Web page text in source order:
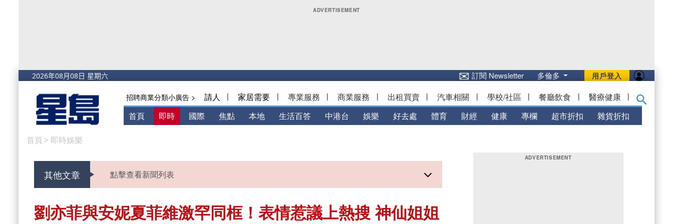
用戶登入
✉訂閱 Newsletter 多倫多
招聘商業分類小廣告 > 請人 | 家居需要 | 專業服務 | 商業服務 | 出租買賣 | 汽車相關 | 學校/社區 | 餐廳飲食 | 醫療健康 |
首頁 即時 國際 焦點 本地 生活百答 中港台 娛樂 好去處 體育 財經 健康 專欄 超市折扣 雜貨折扣
首頁 > 即時娛樂
其他文章 點擊查看新聞列表
劉亦菲與安妮夏菲維激罕同框！表情惹議上熱搜 神仙姐姐